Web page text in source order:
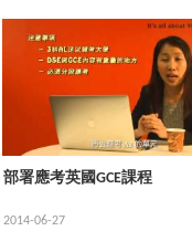
部署應考英國GCE課程
2014-06-27